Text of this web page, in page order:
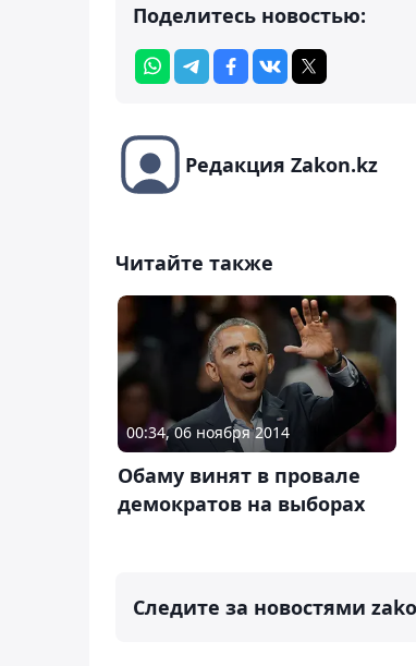
Поделитесь новостью:
Редакция Zakon.kz
Читайте также
00:34, 06 ноября 2014
Обаму винят в провале
демократов на выборах
Следите за новостями